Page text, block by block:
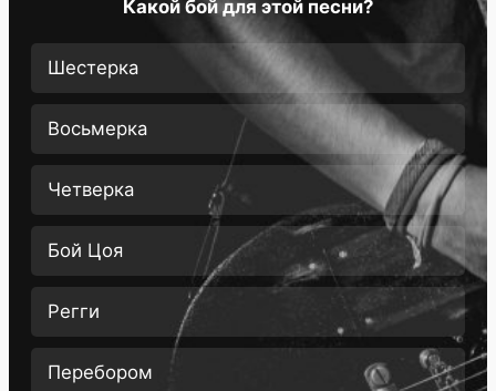
Какой бой для этой песни?
Шестерка
Восьмерка
Четверка
Бой Цоя
Регги
Перебором